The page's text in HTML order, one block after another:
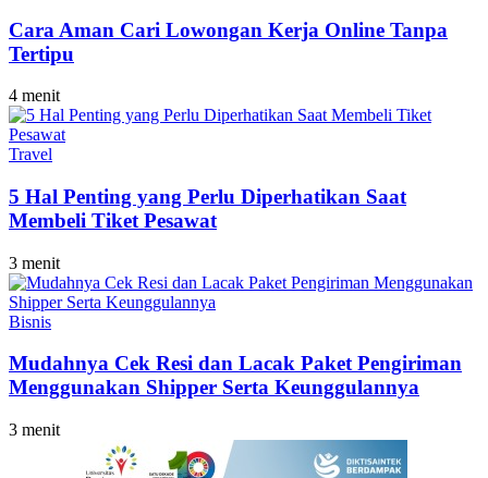
Cara Aman Cari Lowongan Kerja Online Tanpa
Tertipu
4 menit
Travel
5 Hal Penting yang Perlu Diperhatikan Saat
Membeli Tiket Pesawat
3 menit
Bisnis
Mudahnya Cek Resi dan Lacak Paket Pengiriman
Menggunakan Shipper Serta Keunggulannya
3 menit